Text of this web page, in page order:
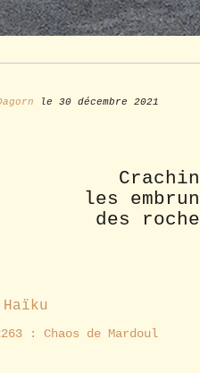
le 30 décembre 2021
les
des
Haïku
: Chaos de Mardoul